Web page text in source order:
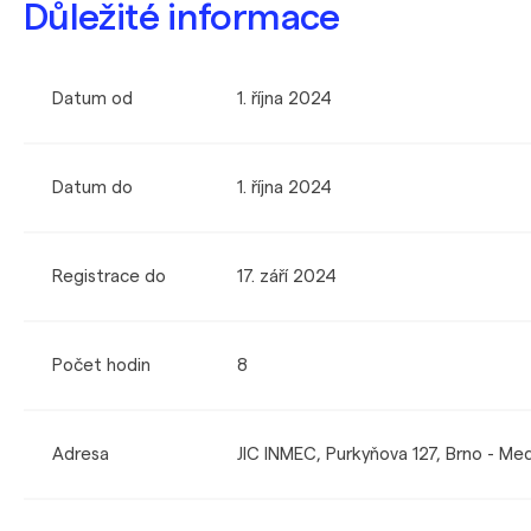
Důležité informace
Datum od 1. října 2024
Datum do 1. října 2024
Registrace do 17. září 2024
Počet hodin 8
Adresa JIC INMEC, Purkyňova 127, Brno -